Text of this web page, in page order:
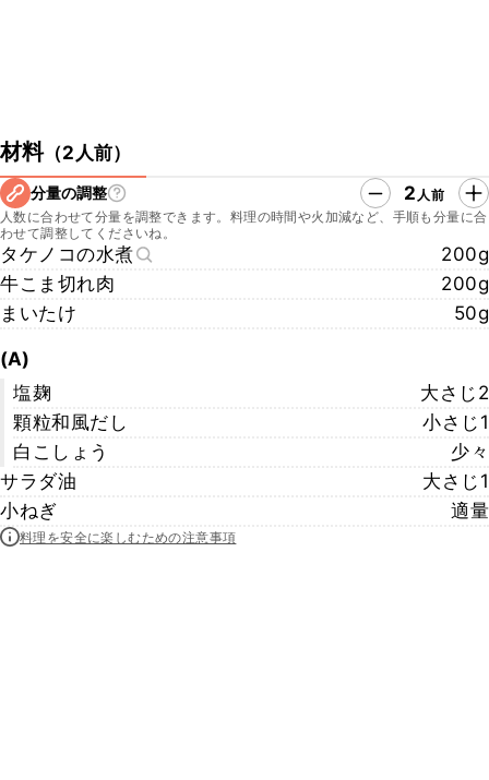
材料（2人前）
分量の調整 2 人前
人数に合わせて分量を調整できます。料理の時間や火加減など、手順も分量に合
わせて調整してくださいね。
タケノコの水煮
200g
牛こま切れ肉
200g
まいたけ
50g
(A)
塩麹
大さじ2
顆粒和風だし
小さじ1
白こしょう
少々
サラダ油
大さじ1
小ねぎ
適量
料理を安全に楽しむための注意事項